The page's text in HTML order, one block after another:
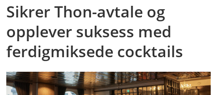
Sikrer Thon-avtale og
opplever suksess med
ferdigmiksede cocktails